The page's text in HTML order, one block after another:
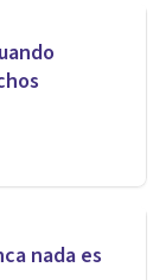
nada es